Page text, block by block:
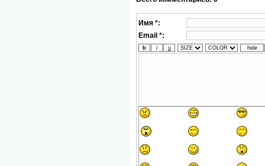
Имя *:
Email *: